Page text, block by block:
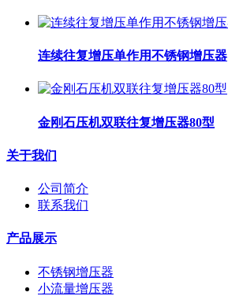
连续往复增压单作用不锈钢增压器
金刚石压机双联往复增压器80型
关于我们
公司简介
联系我们
产品展示
不锈钢增压器
小流量增压器